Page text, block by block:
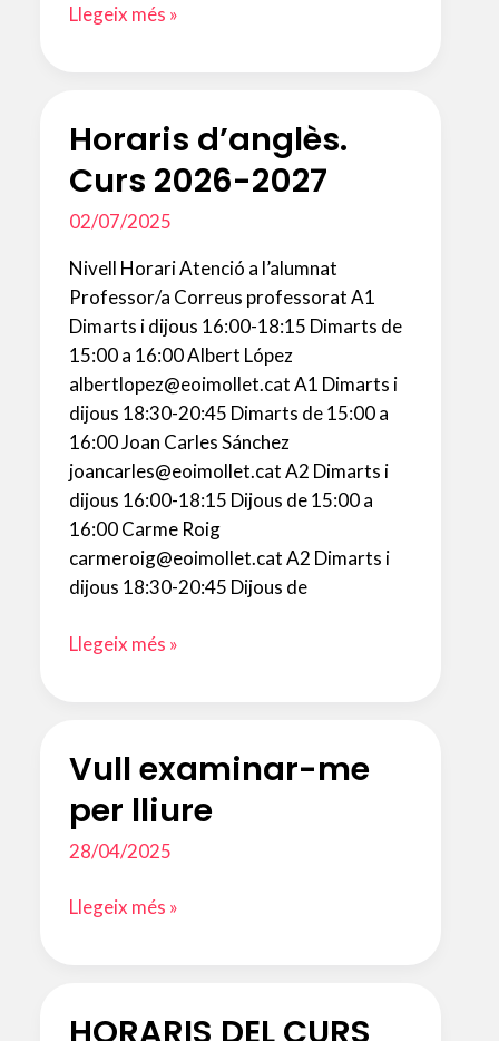
Horaris
2026-
2027
Llegeix més »
Horaris d’anglès.
Curs 2026-2027
02/07/2025
Nivell Horari Atenció a l’alumnat
Professor/a Correus professorat A1
Dimarts i dijous 16:00-18:15 Dimarts de
15:00 a 16:00 Albert López
albertlopez@eoimollet.cat A1 Dimarts i
dijous 18:30-20:45 Dimarts de 15:00 a
16:00 Joan Carles Sánchez
joancarles@eoimollet.cat A2 Dimarts i
dijous 16:00-18:15 Dijous de 15:00 a
16:00 Carme Roig
carmeroig@eoimollet.cat A2 Dimarts i
dijous 18:30-20:45 Dijous de
Horaris
2027
Llegeix més »
Vull examinar-me
per lliure
28/04/2025
Vull
lliure
Llegeix més »
HORARIS DEL CURS